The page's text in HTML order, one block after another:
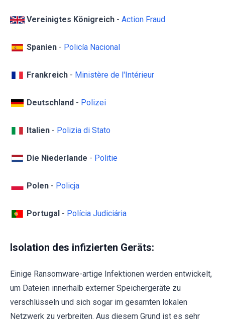
Vereinigtes Königreich - Action Fraud
Spanien - Policía Nacional
Frankreich - Ministère de l'Intérieur
Deutschland - Polizei
Italien - Polizia di Stato
Die Niederlande - Politie
Polen - Policja
Portugal - Polícia Judiciária
Isolation des infizierten Geräts:
Einige Ransomware-artige Infektionen werden entwickelt,
um Dateien innerhalb externer Speichergeräte zu
verschlüsseln und sich sogar im gesamten lokalen
Netzwerk zu verbreiten. Aus diesem Grund ist es sehr